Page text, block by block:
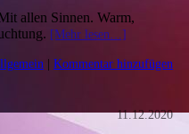
allen Sinnen. Warm,
[Mehr lesen…]
|Kommentar hinzufügen
11.12.2020